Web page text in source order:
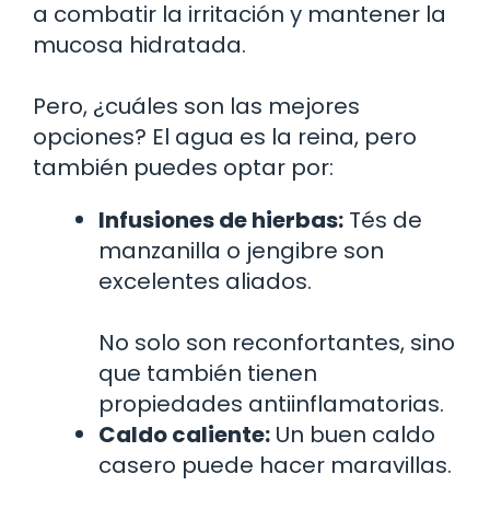
a combatir la irritación y mantener la
mucosa hidratada.
Pero, ¿cuáles son las mejores
opciones? El agua es la reina, pero
también puedes optar por:
Infusiones de hierbas: Tés de
manzanilla o jengibre son
excelentes aliados.
No solo son reconfortantes, sino
que también tienen
propiedades antiinflamatorias.
Caldo caliente: Un buen caldo
casero puede hacer maravillas.